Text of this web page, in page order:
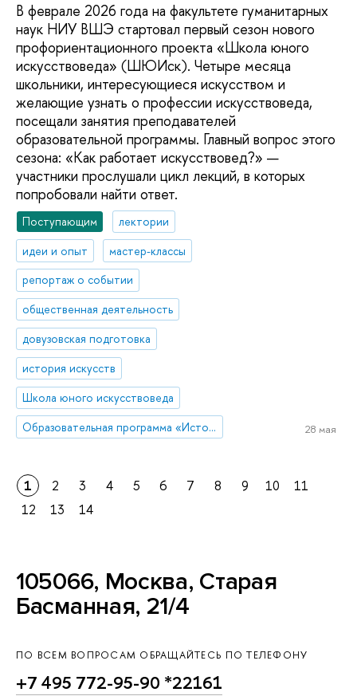
В феврале 2026 года на факультете гуманитарных
наук НИУ ВШЭ стартовал первый сезон нового
профориентационного проекта «Школа юного
искусствоведа» (ШЮИск). Четыре месяца
школьники, интересующиеся искусством и
желающие узнать о профессии искусствоведа,
посещали занятия преподавателей
образовательной программы. Главный вопрос этого
сезона: «Как работает искусствовед?» —
участники прослушали цикл лекций, в которых
попробовали найти ответ.
Поступающим
лектории
идеи и опыт
мастер-классы
репортаж о событии
общественная деятельность
довузовская подготовка
история искусств
Школа юного искусствоведа
Образовательная программа «История искусств»
28 мая
1 2 3 4 5 6 7 8 9 10
11
12
13 14
105066, Москва, Старая
Басманная, 21/4
ПО ВСЕМ ВОПРОСАМ ОБРАЩАЙТЕСЬ ПО ТЕЛЕФОНУ
+7 495 772-95-90 *22161